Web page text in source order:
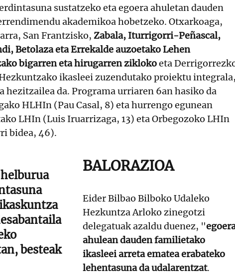
sustatzeko eta egoera ahuletan dauden
akademikoa hobetzeko. Otxarkoaga,
San Frantzisko, Zabala, Iturrigorri-Peñascal,
Betolaza eta Errekalde auzoetako Lehen
bigarren eta hirugarren ziklokoeta
ikasleei zuzendutako proiektu integrala,
hezitzailea da. Programa urriaren 6an hasiko da
HLHIn (Pau Casal, 8) eta hurrengo egunean
LHIn (Luis Iruarrizaga, 13) eta Orbegozoko LHIn
bidea, 46).
besteak
BALORAZIOA
Eider Bilbao Bilboko Udaleko
Hezkuntza Arloko zinegotzi
delegatuak azaldu duenez, "
ahulean dauden familietako
ikasleei arreta ematea erabateko
lehentasuna da udalarentzat.